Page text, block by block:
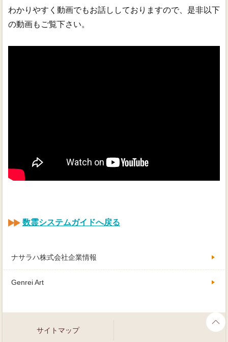
わかりやすく動画でもお話ししておりますので、是非以下
の動画もご覧下さい。
数霊システムガイドへ戻る
ナサラハ株式会社企業情報
Genrei Art
サイトマップ